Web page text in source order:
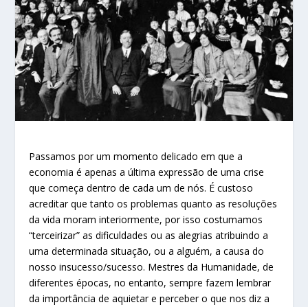
Passamos por um momento delicado em que a
economia é apenas a última expressão de uma crise
que começa dentro de cada um de nós. É custoso
acreditar que tanto os problemas quanto as resoluções
da vida moram interiormente, por isso costumamos
“terceirizar” as dificuldades ou as alegrias atribuindo a
uma determinada situação, ou a alguém, a causa do
nosso insucesso/sucesso. Mestres da Humanidade, de
diferentes épocas, no entanto, sempre fazem lembrar
da importância de aquietar e perceber o que nos diz a